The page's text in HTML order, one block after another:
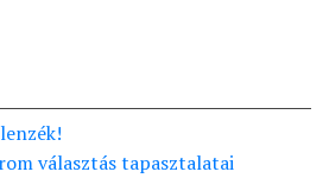
választás tapasztalatai